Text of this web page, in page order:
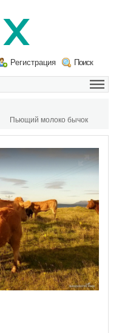
Поиск
Регистрация
Пьющий молоко бычок